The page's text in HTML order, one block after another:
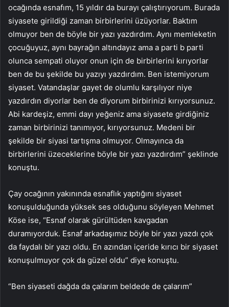
ocağında esnafım, 15 yıldır da burayı çalıştırıyorum. Burada
siyasete girildiği zaman birbirlerini üzüyorlar. Baktım
olmuyor ben de böyle bir yazı yazdırdım. Aynı memleketin
çocuğuyuz, aynı bayrağın altındayız ama a parti b parti
olunca sempati oluyor onun için de birbirlerini kırıyorlar
ben de bu şekilde bu yazıyı yazdırdım. Ben istemiyorum
siyaset. Vatandaşlar gayet de olumlu karşılıyor niye
yazdırdın diyorlar ben de diyorum birbirinizi kırıyorsunuz.
Abi kardeşiz, emmi dayı yeğeniz ama siyasete girdiğiniz
zaman birbirinizi tanımıyor, kırıyorsunuz. Medeni bir
şekilde bir siyasi tartışma olmuyor. Olmayınca da
birbirlerini üzeceklerine böyle bir yazı yazdırdım” şeklinde
konuştu.
Çay ocağının yakınında esnaflık yaptığını siyaset
konuşulduğunda yüksek ses olduğunu söyleyen Mehmet
Köse ise, “Esnaf olarak gürültüden kavgadan
duramıyorduk. Esnaf arkadaşımız böyle bir yazı yazdı çok
da faydalı bir yazı oldu. En azından içeride kırıcı bir siyaset
konuşulmuyor çok da güzel oldu” diye konuştu.
“Ben siyaseti dağda da çalarım beldede de çalarım”